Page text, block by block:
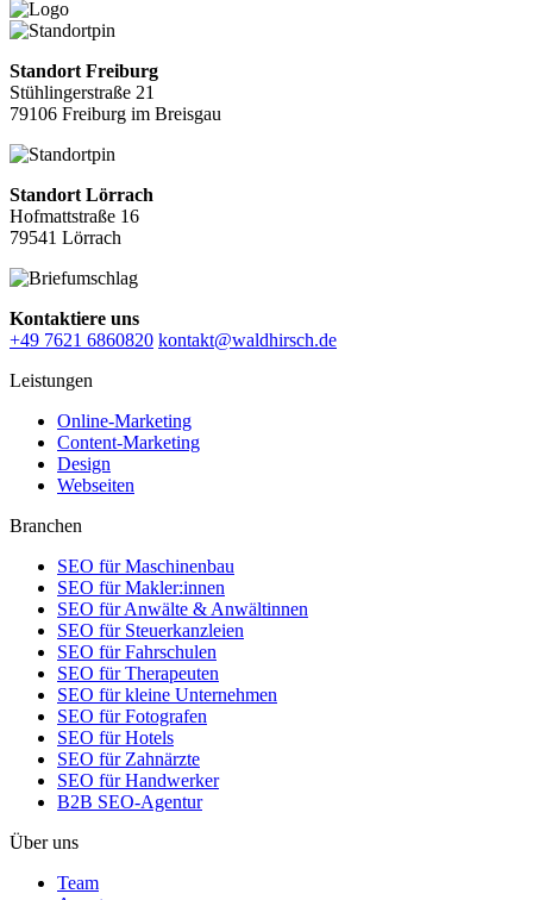
Standort Freiburg
Stühlingerstraße 21
79106 Freiburg im Breisgau
Standort Lörrach
Hofmattstraße 16
79541 Lörrach
Kontaktiere uns
+49 7621 6860820 kontakt@waldhirsch.de
Leistungen
Online-Marketing
Content-Marketing
Design
Webseiten
Branchen
SEO für Maschinenbau
SEO für Makler:innen
SEO für Anwälte & Anwältinnen
SEO für Steuerkanzleien
SEO für Fahrschulen
SEO für Therapeuten
SEO für kleine Unternehmen
SEO für Fotografen
SEO für Hotels
SEO für Zahnärzte
SEO für Handwerker
B2B SEO-Agentur
Über uns
Team